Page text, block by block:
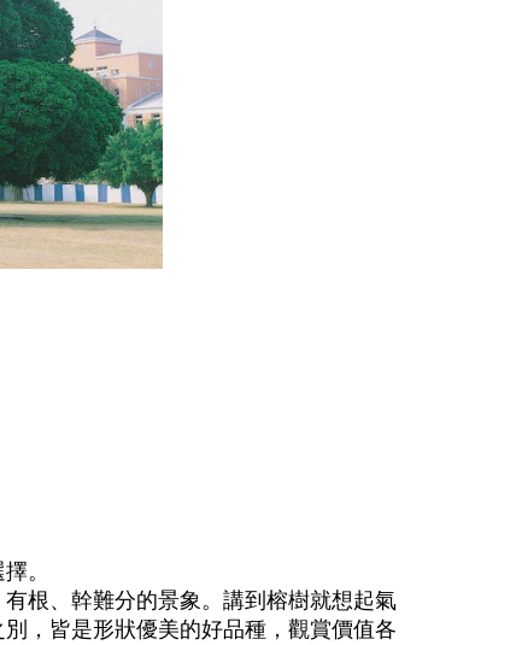
。
根、幹難分的景象。講到榕樹就想起氣
，皆是形狀優美的好品種，觀賞價值各